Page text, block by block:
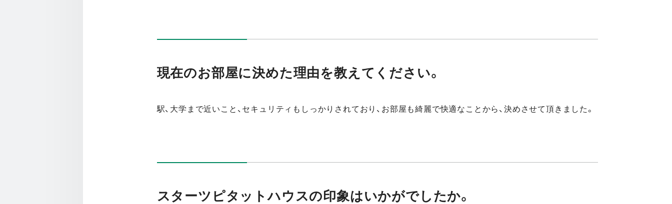
現在のお部屋に決めた理由を教えてください。
駅、大学まで近いこと、セキュリティもしっかりされており、お部屋も綺麗で快適なことから、決めさせて頂きました。
スターツピタットハウスの印象はいかがでしたか。